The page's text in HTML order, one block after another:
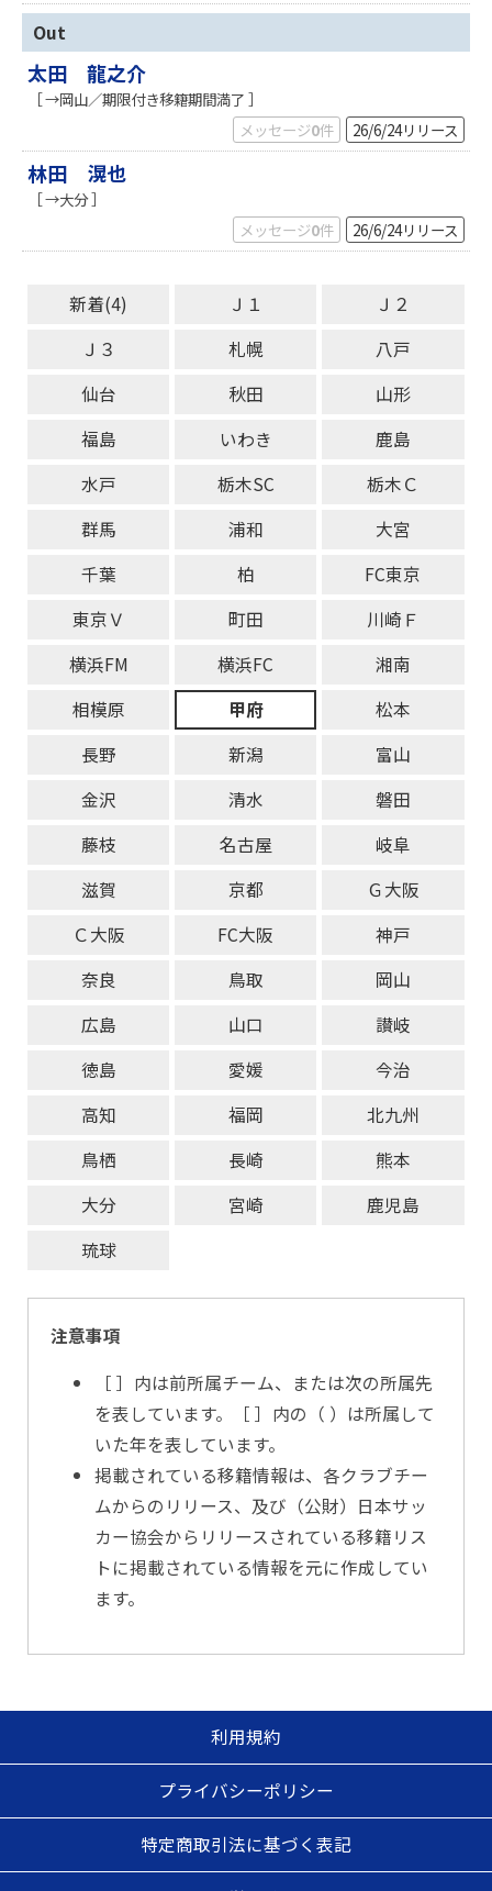
Out
太田 龍之介
［ →岡山／期限付き移籍期間満了 ］
メッセージ0件 26/6/24リリース
林田 滉也
［ →大分 ］
メッセージ0件 26/6/24リリース
新着(4) Ｊ１
Ｊ２
Ｊ３
札幌
八戸
仙台
秋田
山形
福島
いわき
鹿島
水戸
栃木SC
栃木Ｃ
群馬
浦和
大宮
千葉
柏
FC東京
東京Ｖ
町田
川崎Ｆ
横浜FM
横浜FC
湘南
相模原
甲府
松本
長野
新潟
富山
金沢
清水
磐田
藤枝
名古屋
岐阜
滋賀
京都
Ｇ大阪
Ｃ大阪
FC大阪
神戸
奈良
鳥取
岡山
広島
山口
讃岐
徳島
愛媛
今治
高知
福岡
北九州
鳥栖
長崎
熊本
大分
宮崎
鹿児島
琉球
注意事項
［ ］内は前所属チーム、または次の所属先
を表しています。［ ］内の（ ）は所属して
いた年を表しています。
掲載されている移籍情報は、各クラブチー
ムからのリリース、及び（公財）日本サッ
カー協会からリリースされている移籍リス
トに掲載されている情報を元に作成してい
ます。
利用規約
プライバシーポリシー
特定商取引法に基づく表記